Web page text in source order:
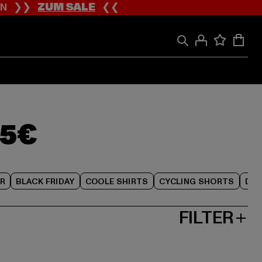
❯❯ZUM SALE❮❮
BLACK FRIDAY COOLE SHIRTS CYCLING SHORTS
FILTER